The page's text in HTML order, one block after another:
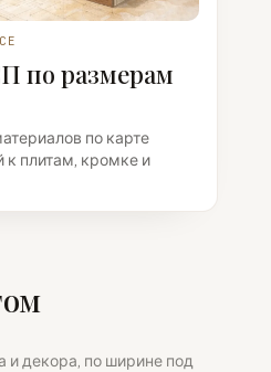
по размерам
по карте
к плитам, кромке и
и декора, по ширине под